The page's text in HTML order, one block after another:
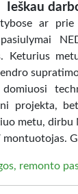
Ieškau
ar
Keturius
projekta,
metu,
remonto